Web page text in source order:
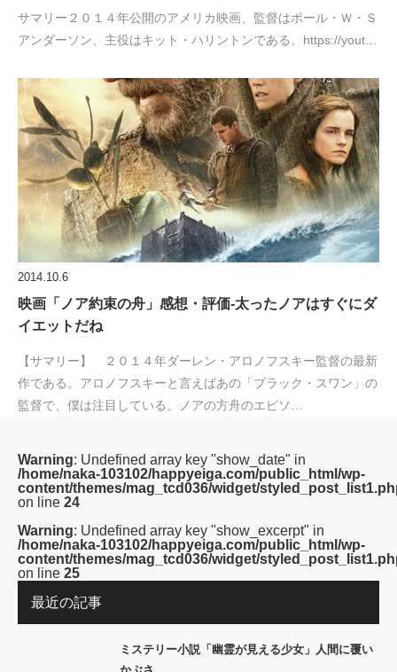
サマリー２０１４年公開のアメリカ映画、監督はポール・Ｗ・Ｓ
アンダーソン、主役はキット・ハリントンである。https://yout…
2014.10.6
映画「ノア約束の舟」感想・評価‐太ったノアはすぐにダ
イエットだね
【サマリー】 ２０１４年ダーレン・アロノフスキー監督の最新
作である。アロノフスキーと言えばあの「ブラック・スワン」の
監督で、僕は注目している。ノアの方舟のエピソ…
Warning: Undefined array key "show_date" in
/home/naka-103102/happyeiga.com/public_html/wp-
content/themes/mag_tcd036/widget/
on line 24
Warning: Undefined array key "show_excerpt" in
/home/naka-103102/happyeiga.com/public_html/wp-
content/themes/mag_tcd036/widget/
on line 25
最近の記事
ミステリー小説「幽霊が見える少女」人間に覆い